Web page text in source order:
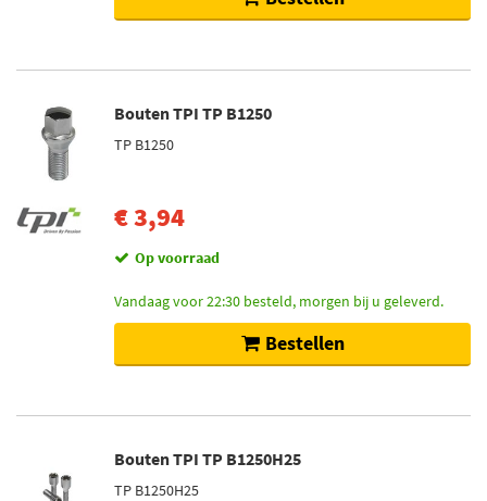
Bouten TPI TP B1250
TP B1250
€ 3,94
Op voorraad
Vandaag voor 22:30 besteld, morgen bij u geleverd.
Bestellen
Bouten TPI TP B1250H25
TP B1250H25